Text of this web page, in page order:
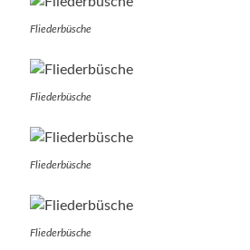
Fliederbüsche
Fliederbüsche
Fliederbüsche
Fliederbüsche